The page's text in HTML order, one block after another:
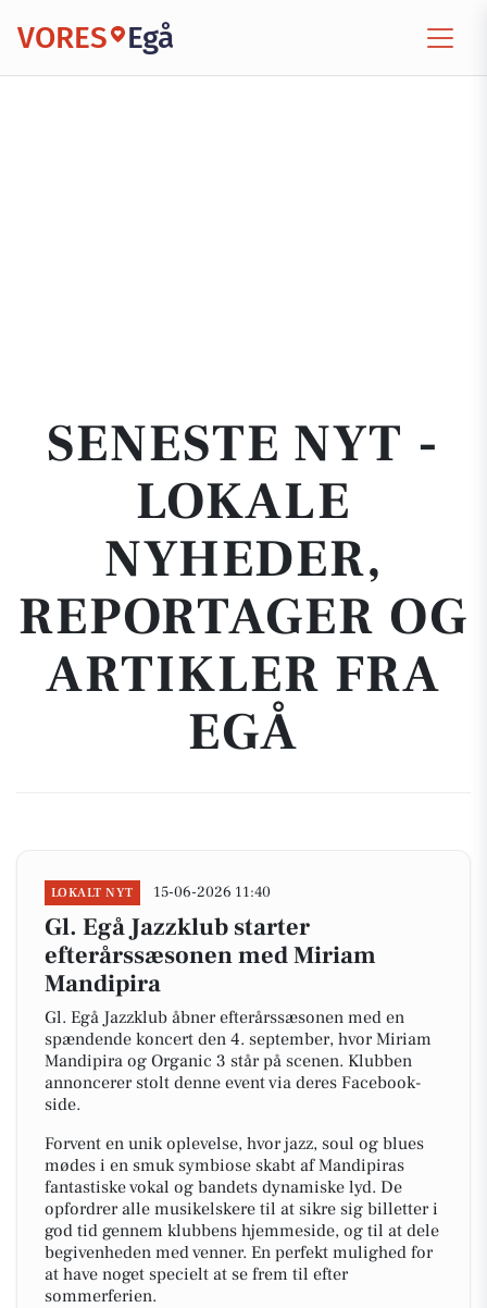
VORES Egå
SENESTE NYT -
LOKALE
NYHEDER,
REPORTAGER OG
ARTIKLER FRA
EGÅ
LOKALT NYT 15-06-2026 11:40
Gl. Egå Jazzklub starter
efterårssæsonen med Miriam
Mandipira
Gl. Egå Jazzklub åbner efterårssæsonen med en
spændende koncert den 4. september, hvor Miriam
Mandipira og Organic 3 står på scenen. Klubben
annoncerer stolt denne event via deres Facebook-
side.
Forvent en unik oplevelse, hvor jazz, soul og blues
mødes i en smuk symbiose skabt af Mandipiras
fantastiske vokal og bandets dynamiske lyd. De
opfordrer alle musikelskere til at sikre sig billetter i
god tid gennem klubbens hjemmeside, og til at dele
begivenheden med venner. En perfekt mulighed for
at have noget specielt at se frem til efter
sommerferien.